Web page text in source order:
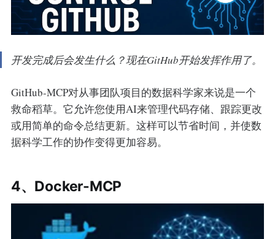
开发完成后会发生什么？现在GitHub开始发挥作用了。
GitHub-MCP对从事团队项目的数据科学家来说是一个
救命稻草。它允许您使用AI来管理代码存储、跟踪更改
或用简单的命令总结更新。这样可以节省时间，并使数
据科学工作的协作变得更加容易。
4、Docker-MCP